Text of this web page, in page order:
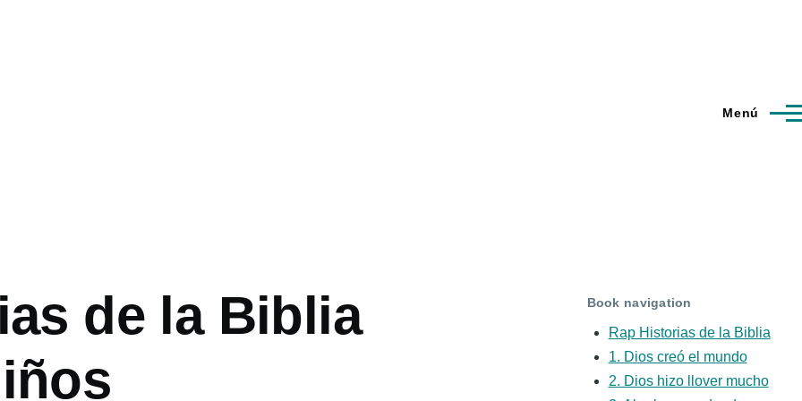
Menú
de la Biblia
Book navigation
Rap Historias de la Biblia
1. Dios creó el mundo
2. Dios hizo llover mucho